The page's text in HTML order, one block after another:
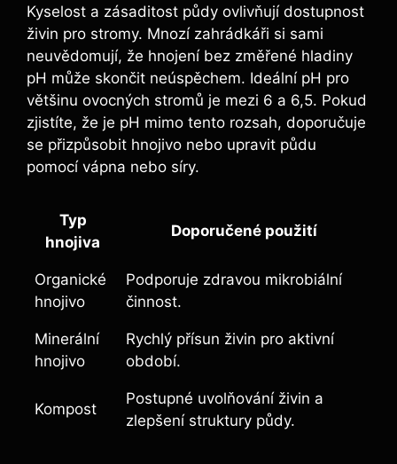
Kyselost a ‌zásaditost půdy ovlivňují dostupnost
živin pro stromy. Mnozí zahrádkáři si sami
‍neuvědomují, že⁣ hnojení bez změřené hladiny
‌pH ​může skončit neúspěchem. Ideální pH pro
většinu ovocných stromů⁢ je⁢ mezi 6 a 6,5. Pokud⁤
zjistíte,​ že je pH ​mimo tento rozsah,⁤ doporučuje
se⁣ přizpůsobit⁣ hnojivo nebo upravit ⁣půdu⁢
pomocí vápna nebo síry.
Typ
hnojiva
Doporučené použití
Organické
hnojivo
Podporuje zdravou mikrobiální​
činnost.
Minerální
⁢hnojivo
Rychlý přísun živin pro aktivní
období.
Kompost
Postupné uvolňování živin‍ a
zlepšení struktury půdy.